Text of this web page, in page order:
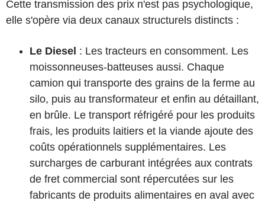
Cette transmission des prix n'est pas psychologique,
elle s'opère via deux canaux structurels distincts :
Le Diesel : Les tracteurs en consomment. Les
moissonneuses-batteuses aussi. Chaque
camion qui transporte des grains de la ferme au
silo, puis au transformateur et enfin au détaillant,
en brûle. Le transport réfrigéré pour les produits
frais, les produits laitiers et la viande ajoute des
coûts opérationnels supplémentaires. Les
surcharges de carburant intégrées aux contrats
de fret commercial sont répercutées sur les
fabricants de produits alimentaires en aval avec